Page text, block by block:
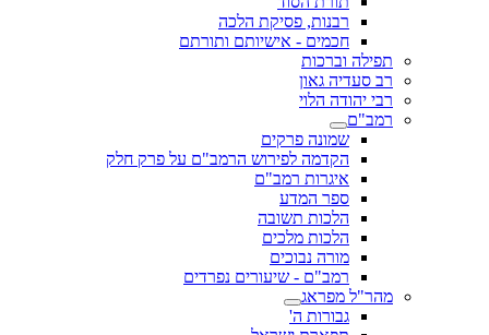
רבנות, פסיקת הלכה
חכמים - אישיותם ותורתם
תפילה וברכות
רב סעדיה גאון
רבי יהודה הלוי
רמב"ם
שמונה פרקים
הקדמה לפירוש הרמב"ם על פרק חלק
איגרות רמב"ם
ספר המדע
הלכות תשובה
הלכות מלכים
מורה נבוכים
רמב"ם - שיעורים נפרדים
מהר"ל מפראג
גבורות ה'